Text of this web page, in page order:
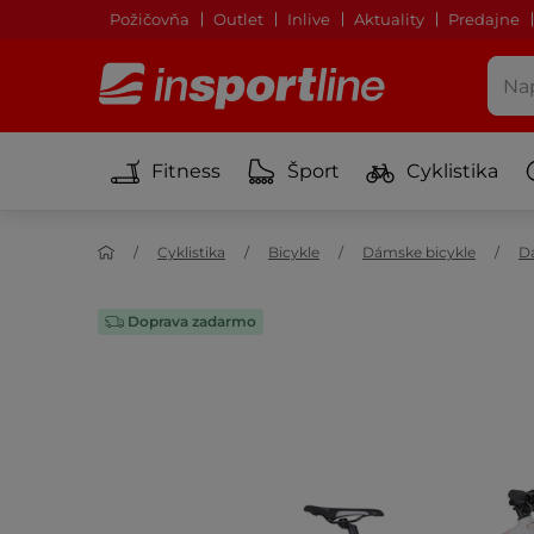
Požičovňa Outlet Inlive Aktuality Predajne
Fitness Šport Cyklistika
Cyklistika Bicykle Dámske bicykle
Doprava zadarmo